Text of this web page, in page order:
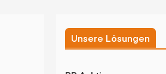
Unsere Lösungen